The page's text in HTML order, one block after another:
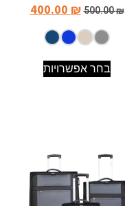
500.00₪
400.00 ₪
בחר אפשרויות